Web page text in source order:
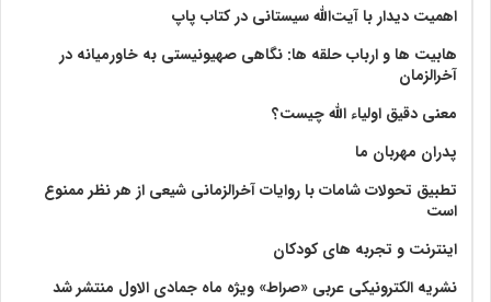
اهمیت دیدار با آیت‌الله سیستانی در کتاب پاپ
هابیت ها و ارباب حلقه ها: نگاهی صهیونیستی به خاورمیانه در
آخرالزمان
معنی دقیق اولیاء الله چیست؟
پدران مهربان ما
تطبیق تحولات شامات با روایات آخرالزمانی شیعی از هر نظر ممنوع
است
اینترنت و تجربه های کودکان
نشریه الکترونیکی عربی «صراط» ویژه ماه جمادی الاول منتشر شد